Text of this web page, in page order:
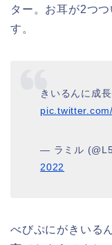
ター。お耳が2つ
す。
きいるんに成
— ラミル
2022
べびぷにがきいる